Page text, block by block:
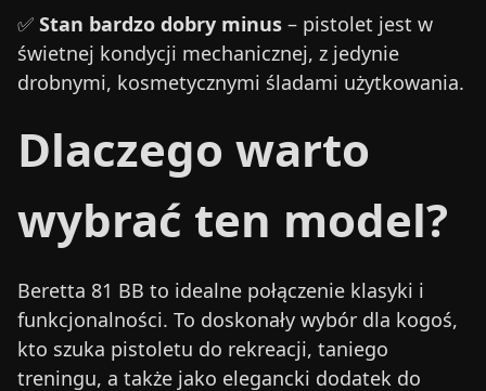
✅ Stan bardzo dobry minus – pistolet jest w
świetnej kondycji mechanicznej, z jedynie
drobnymi, kosmetycznymi śladami użytkowania.
Dlaczego warto
wybrać ten model?
Beretta 81 BB to idealne połączenie klasyki i
funkcjonalności. To doskonały wybór dla kogoś,
kto szuka pistoletu do rekreacji, taniego
treningu, a także jako elegancki dodatek do